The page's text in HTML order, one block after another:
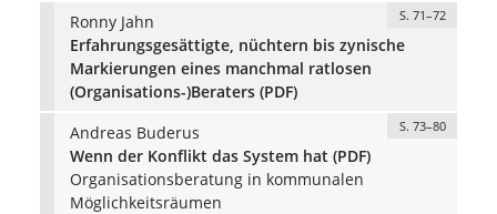
Ronny Jahn
S. 71–72
Erfahrungsgesättigte, nüchtern bis zynische
Markierungen eines manchmal ratlosen
(Organisations-)Beraters (PDF)
Andreas Buderus
S. 73–80
Wenn der Konflikt das System hat (PDF)
Organisationsberatung in kommunalen
Möglichkeitsräumen